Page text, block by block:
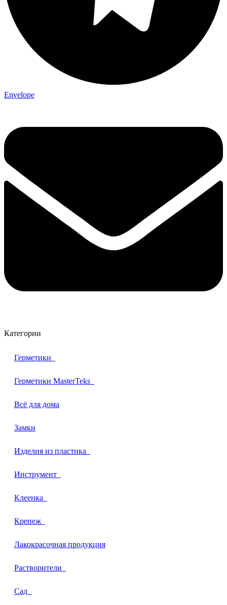
Envelope
Категории
Герметики
Герметики MasterTeks
Всё для дома
Замки
Изделия из пластика
Инструмент
Клеенка
Крепеж
Лакокрасочная продукция
Растворители
Сад